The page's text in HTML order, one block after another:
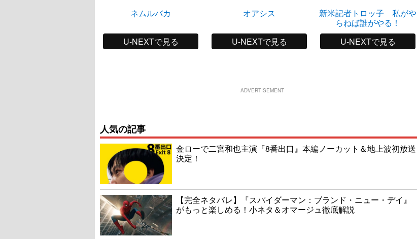
ネムルバカ
U-NEXTで見る
オアシス
U-NEXTで見る
新米記者トロッ子 私がや
らねば誰がやる！
U-NEXTで見る
ADVERTISEMENT
人気の記事
金ローで二宮和也主演『8番出口』本編ノーカット＆地上波初放送
決定！
【完全ネタバレ】『スパイダーマン：ブランド・ニュー・デイ』
がもっと楽しめる！小ネタ＆オマージュ徹底解説